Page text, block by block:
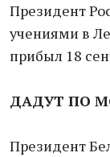
Президент
учениями в
прибыл 18
ДАДУТ ПО
Президент